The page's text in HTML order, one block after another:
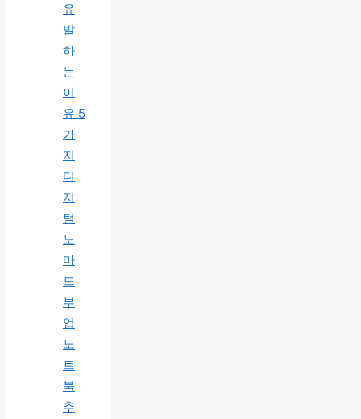
유
발
하
는
이
유 5
가
지
디
지
털
노
마
드
부
업
노
트
북
추